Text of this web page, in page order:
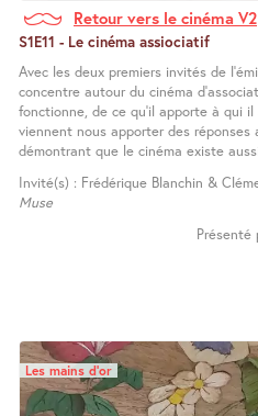
Retour vers le cinéma V2
S1E11 - Le cinéma assiociatif
Avec les deux premiers invités de
concentre autour du cinéma
fonctionne, de ce qu’il apporte à qui
viennent nous apporter des
démontrant que le cinéma existe
Invité(s) : Frédérique Blanchin &
Muse
Présenté
Les mains d’or